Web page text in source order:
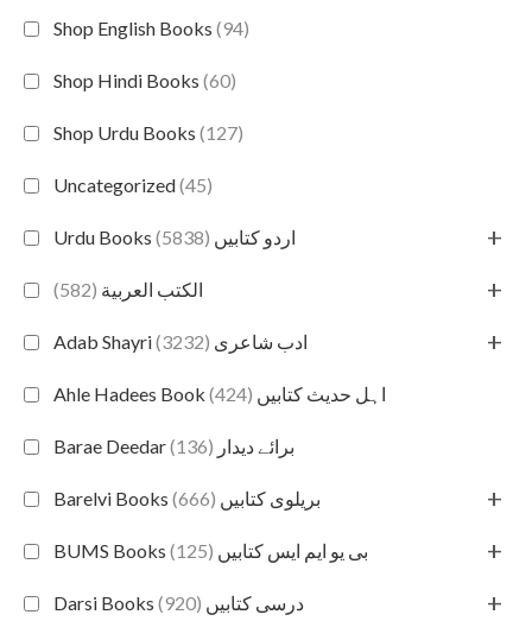
Shop English Books (94)
Shop Hindi Books (60)
Shop Urdu Books (127)
Uncategorized(45)
Urdu Books اردو کتابیں (5838) +
الكتب العربية (582) +
Adab Shayri ادب شاعری (3232) +
Ahle Hadees Book اہل حدیث کتابیں (424)
Barae Deedar برائے دیدار (136)
Barelvi Books بریلوی کتابیں (666) +
BUMS Books بی یو ایم ایس کتابیں (125) +
Darsi Books درسی کتابیں (920) +